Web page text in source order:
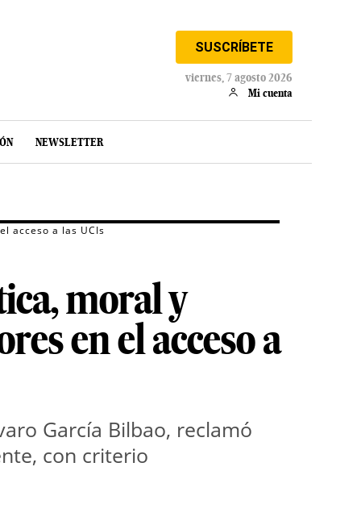
SUSCRÍBETE
viernes, 7 agosto 2026
Mi cuenta
NEWSLETTER
acceso a las UCIs
moral y
en el acceso a
García Bilbao, reclamó
con criterio